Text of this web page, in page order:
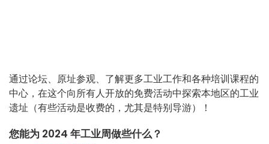
通过论坛、原址参观、了解更多工业工作和各种培训课程的
中心，在这个向所有人开放的免费活动中探索本地区的工业
遗址（有些活动是收费的，尤其是特别导游）！
您能为 2024 年工业周做些什么？